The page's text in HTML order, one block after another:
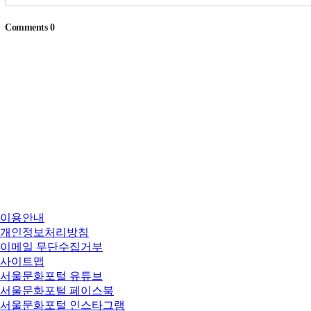
이용안내
개인정보처리방침
이메일 무단수집거부
사이트맵
서울문화포털 유튜브
서울문화포털 페이스북
서울문화포털 인스타그램